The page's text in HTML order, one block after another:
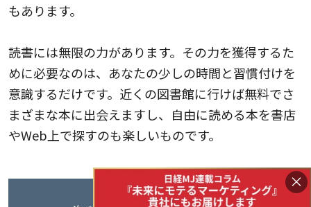
もあります。
読書には無限の力があります。その力を獲得するた
めに必要なのは、あなたの少しの時間と習慣付けを
意識するだけです。近くの図書館に行けば無料でさ
まざまな本に出会えますし、自由に読める本を書店
やWeb上で探すのも楽しいものです。
×